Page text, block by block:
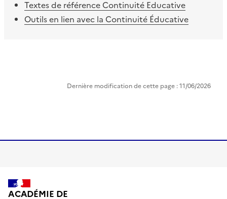
Textes de référence Continuité Educative
Outils en lien avec la Continuité Éducative
Dernière modification de cette page : 11/06/2026
ACADÉMIE DE